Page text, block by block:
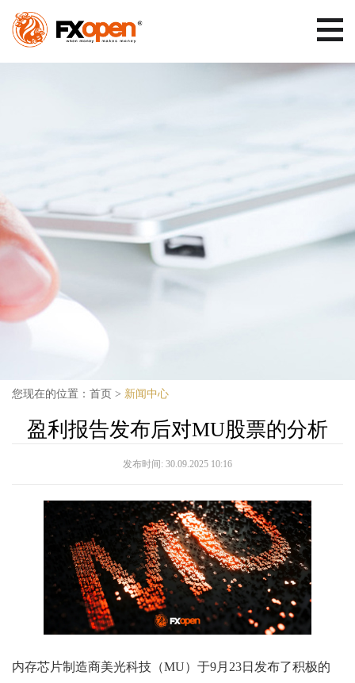
您现在的位置： 首页 > 新闻中心
盈利报告发布后对MU股票的分析
发布时间: 30.09.2025 10:16
内存芯片制造商美光科技（MU）于9月23日发布了积极的